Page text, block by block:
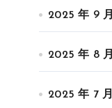
2025 年 9 月
2025 年 8 月
2025 年 7 月